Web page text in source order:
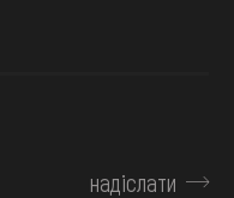
надіслати